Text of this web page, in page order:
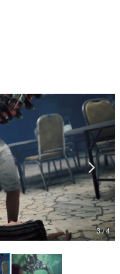
？
ゲームの魅力を画面や操作の
いく、硬派で骨太な評論連載
ボス」… ゲームにまつわる言葉
ンピューター文化史研究家・タ
3 / 4